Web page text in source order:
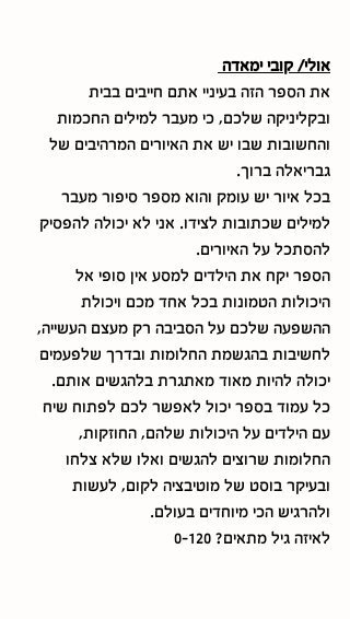
אולי/ קובי ימאדה
את הספר הזה בעיניי אתם חייבים בבית
ובקליניקה שלכם, כי מעבר למילים החכמות
והחשובות שבו יש את האיורים המרהיבים של
גבריאלה ברוך.
בכל איור יש עומק והוא מספר סיפור מעבר
למילים שכתובות לצידו. אני לא יכולה להפסיק
להסתכל על האיורים.
הספר יקח את הילדים למסע אין סופי אל
היכולות הטמונות בכל אחד מכם ויכולת
ההשפעה שלכם על הסביבה רק מעצם העשייה,
לחשיבות בהגשמת החלומות ובדרך שלפעמים
יכולה להיות מאוד מאתגרת בלהגשים אותם.
כל עמוד בספר יכול לאפשר לכם לפתוח שיח
עם הילדים על היכולות שלהם, החוזקות,
החלומות שרוצים להגשים ואלו שלא צלחו
ובעיקר בוסט של מוטיבציה לקום, לעשות
ולהרגיש הכי מיוחדים בעולם.
לאיזה גיל מתאים? 0-120